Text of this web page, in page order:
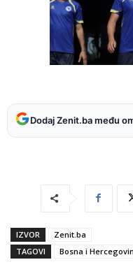
Dodaj Zenit.ba među
IZVOR
Zenit.ba
TAGOVI
Bosna i